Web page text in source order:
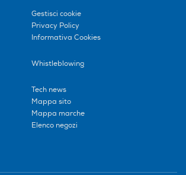
Gestisci cookie
Privacy Policy
Informativa Cookies
Whistleblowing
Tech news
Mappa sito
Mappa marche
Elenco negozi